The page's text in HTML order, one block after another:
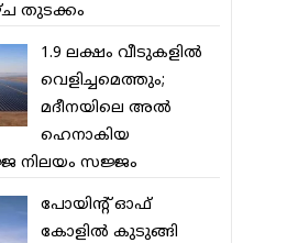
തുടക്കം
1.9 ലക്ഷം വീടുകളില്‍
വെളിച്ചമെത്തും;
മദീനയിലെ അല്‍
ഹെനാകിയ
നിലയം സജ്ജം
പോയിന്റ് ഓഫ്
കോളില്‍ കുടുങ്ങി